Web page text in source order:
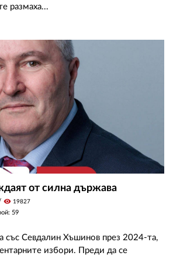
размаха...
от силна държава
visibility 19827
59
Севдалин Хъшинов през 2024-та,
избори. Преди да се